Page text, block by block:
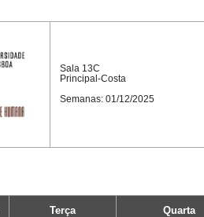
Sala 13C
Principal-Costa
Semanas: 01/12/2025
Terça Quarta